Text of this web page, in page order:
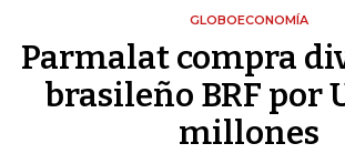
GLOBOECONOMÍA
Parmalat compra
brasileño BRF por
millones